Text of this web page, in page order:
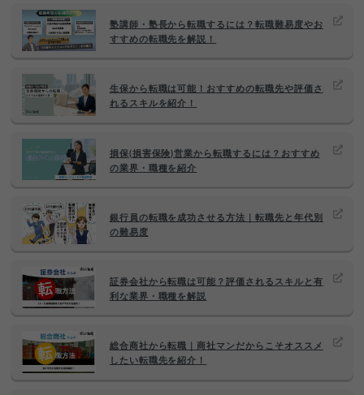
塾講師・塾長から転職するには？転職難易度やお
すすめの転職先を解説！
生保から転職は可能！おすすめの転職先や評価さ
れるスキルを紹介！
損保(損害保険)営業から転職するには？おすすめ
の業界・職種を紹介
銀行員の転職を成功させる方法｜転職先と年代別
の難易度
証券会社から転職は可能？評価されるスキルと有
利な業界・職種を解説
総合商社から転職｜商社マンだからこそオススメ
したい転職先を紹介！